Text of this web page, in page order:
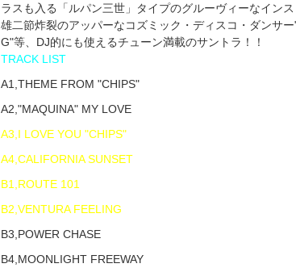
ラスも入る「ルパン三世」タイプのグルーヴィーなイン
雄二節炸裂のアッパーなコズミック・ディスコ・ダンサ
G"等、DJ的にも使えるチューン満載のサントラ！！
TRACK LIST
A1,THEME FROM "CHIPS"
A2,"MAQUINA" MY LOVE
A3,I LOVE YOU "CHIPS"
A4,CALIFORNIA SUNSET
B1,ROUTE 101
B2,VENTURA FEELING
B3,POWER CHASE
B4,MOONLIGHT FREEWAY